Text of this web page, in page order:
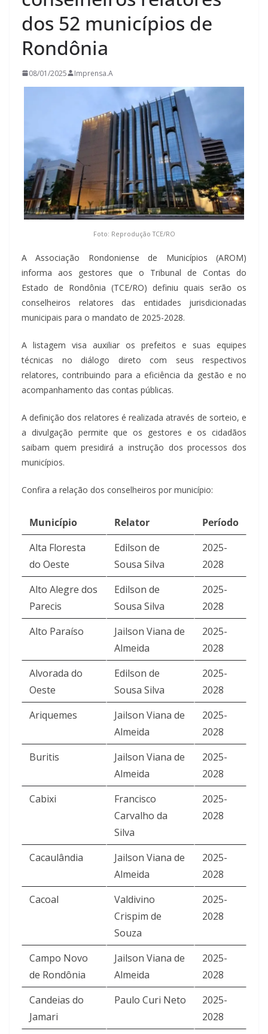
dos 52 municípios de
Rondônia
08/01/2025 Imprensa.A
Foto: Reprodução TCE/RO
A Associação Rondoniense de Municípios (AROM)
informa aos gestores que o Tribunal de Contas do
Estado de Rondônia (TCE/RO) definiu quais serão os
conselheiros relatores das entidades jurisdicionadas
municipais para o mandato de 2025-2028.
A listagem visa auxiliar os prefeitos e suas equipes
técnicas no diálogo direto com seus respectivos
relatores, contribuindo para a eficiência da gestão e no
acompanhamento das contas públicas.
A definição dos relatores é realizada através de sorteio, e
a divulgação permite que os gestores e os cidadãos
saibam quem presidirá a instrução dos processos dos
municípios.
Confira a relação dos conselheiros por município:
Município Relator
Período
Alta Floresta
do Oeste
Edilson de
Sousa Silva
2025-
2028
Alto Alegre dos
Parecis
Edilson de
Sousa Silva
2025-
2028
Alto Paraíso
Jailson Viana de
Almeida
2025-
2028
Alvorada do
Oeste
Edilson de
Sousa Silva
2025-
2028
Ariquemes
Jailson Viana de
Almeida
2025-
2028
Buritis
Jailson Viana de
Almeida
2025-
2028
Cabixi
Francisco
Carvalho da
Silva
2025-
2028
Cacaulândia
Jailson Viana de
Almeida
2025-
2028
Cacoal
Valdivino
Crispim de
Souza
2025-
2028
Campo Novo
de Rondônia
Jailson Viana de
Almeida
2025-
2028
Candeias do
Jamari
Paulo Curi Neto
2025-
2028